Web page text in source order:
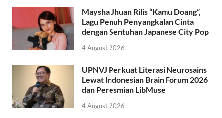
Maysha Jhuan Rilis “Kamu Doang”,
Lagu Penuh Penyangkalan Cinta
dengan Sentuhan Japanese City Pop
4 August 2026
UPNVJ Perkuat Literasi Neurosains
Lewat Indonesian Brain Forum 2026
dan Peresmian LibMuse
4 August 2026